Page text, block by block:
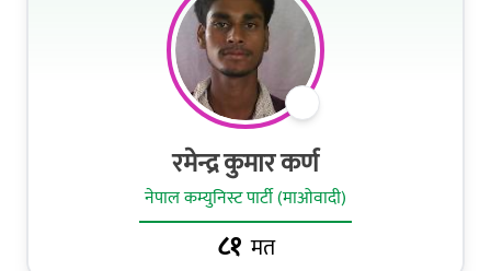
रमेन्द्र कुमार कर्ण
नेपाल कम्युनिस्ट पार्टी (माओवादी)
८१ मत